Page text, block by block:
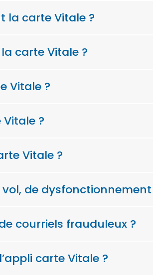
la carte Vitale ?
carte Vitale ?
Vitale ?
?
Vitale ?
de
courriels frauduleux ?
carte Vitale ?